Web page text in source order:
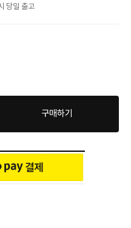
당일 출고
구매하기